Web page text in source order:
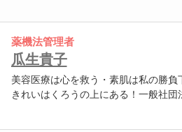
薬機法管理者
瓜生貴子
美容医療は心を救う・素肌は私の勝負
きれいはくろうの上にある！一般社